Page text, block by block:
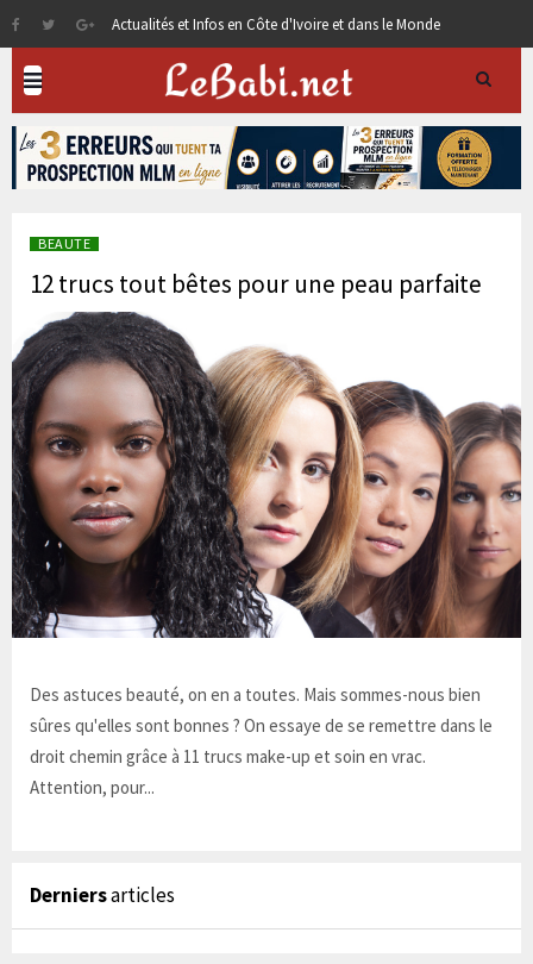
Actualités et Infos en Côte d'Ivoire et dans le Monde
BEAUTE
12 trucs tout bêtes pour une peau parfaite
Des astuces beauté, on en a toutes. Mais sommes-nous bien
sûres qu'elles sont bonnes ? On essaye de se remettre dans le
droit chemin grâce à 11 trucs make-up et soin en vrac.
Attention, pour...
Derniersarticles